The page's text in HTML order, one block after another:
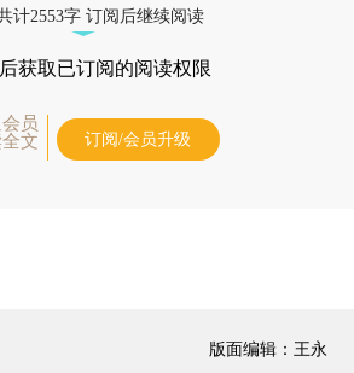
计2553字 订阅后继续阅读
后获取已订阅的阅读权限
员
文
订阅/会员升级
版面编辑：王永